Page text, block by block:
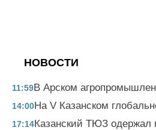
НОВОСТИ
11:59В Арском
14:00На V Казанском
17:14Казанский ТЮЗ одержал